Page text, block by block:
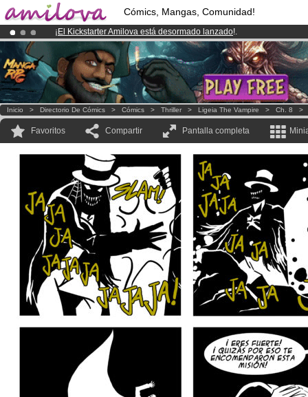
Cómics, Mangas, Comunidad!
¡ El Kickstarter Amilova está desormado lanzado!.
¡Ya tenemos 100000miembrosy 1000Cómics y Mangas!.
¡Conviertete en Premium por3.95 euros al mes!Hazte Premium ya
Inicio > Directorio De Cómics > Cómics > Thriller > Ligeia The Vampire > Ch. 8
Favoritos Compartir Pantalla completa